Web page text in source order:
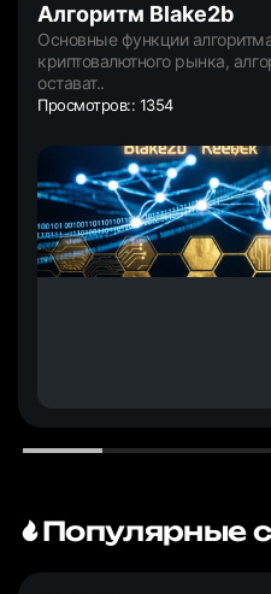
Алгоритм Blake2b
Основные функции
криптовалютного рынка,
остават..
Просмотров:: 1354
Популярные